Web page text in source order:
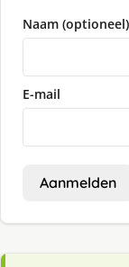
Naam (optioneel)
E-mail
Aanmelden